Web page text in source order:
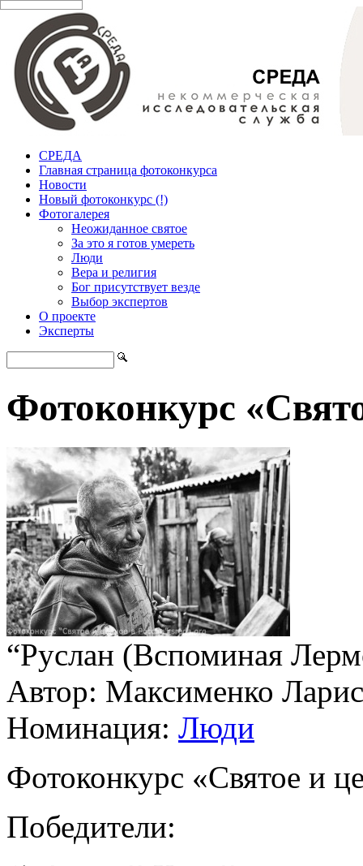
СРЕДА
Главная страница фотоконкурса
Новости
Новый фотоконкурс (!)
Фотогалерея
Неожиданное святое
За это я готов умереть
Люди
Вера и религия
Бог присутствует везде
Выбор экспертов
О проекте
Эксперты
Фотоконкурс
“Руслан (Вспоминая
Автор: Максименко
Номинация: Люди
Фотоконкурс «Святое и
Победители: